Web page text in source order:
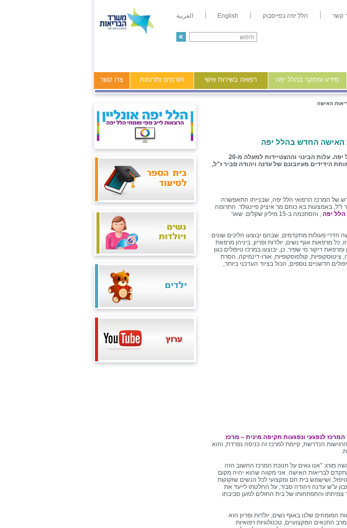
קשר הלל יפה בפייסבוק English العربية
מידע ומחקר בהלל יפה רפואה בשירות אישי תורמים ותרומות צרו קשר
האישה
האישה החדש בהלל יפה
השבוע נחנך מרכז בריאות האישה החדש של הלל יפה. עלות הבינוי וההצטיידות למעלה מ-20
על ידי עמותת הידידים מעיזבונם של עדנה ויהודה סביר ז"ל,
של המרכז הרפואי הלל יפה, שבנייתו התאפשרה
ז"ל, באמצעות בא כוחם מר איציק פיינגולד. התרומה
הלל יפה
, והסתכמה ב-15 מיליון שקלים. שאר
פני כ-650 מ"ר, יהיו שלושה חדרי פעולות מתקדמים, שבהם יבוצעו הליכים שונים
כל מרפאות אגף נשים, יולדות ופריון, ביניהן מרפאת
דיקור מי שפיר. כן, יבוצעו במרכז טיפולים כגון
קולפוסקופיות, אורו-דינמיקה, הסרת
חדשניים נוספים, הכול בציוד העדכני ביותר,
המרכז לנפגעי ונפגעות תקיפה מינית – מרכז
הנדרשת, קיימת למרכז זה כניסה נפרדת, והוא
מורג: "אנו גאים על חנוכת המרכז החשוב הזה
לבריאות האישה. אני מקווה שהוא יהיה מקום
ושישמש בית חם ומקצועי לכל הנשים שזקוקות
ע"ש עדנה ויהודה סביר, על החלטתו לייעד את
צמיחתו והתפתחותו של בית החולים למען סביבתו
המומחים שלנו באגף נשים, יולדות ופריון הוא
התנאים המקצועיים, טכנולוגיות רפואיות